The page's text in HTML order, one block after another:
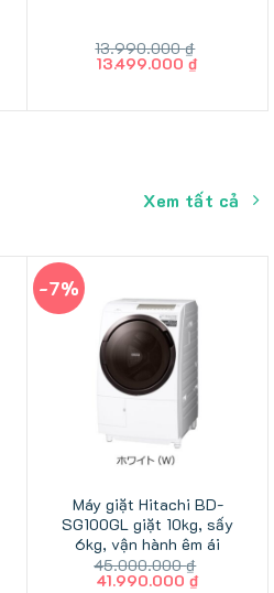
13.990.000₫
Giá
13.990.000 ₫.
13.499.000₫
là:
Xem tất cả
-7%
Máy giặt Hitachi BD-
SG100GL giặt 10kg, sấy
6kg, vận hành êm ái
45.000.000₫
Giá
41.990.000₫Giá